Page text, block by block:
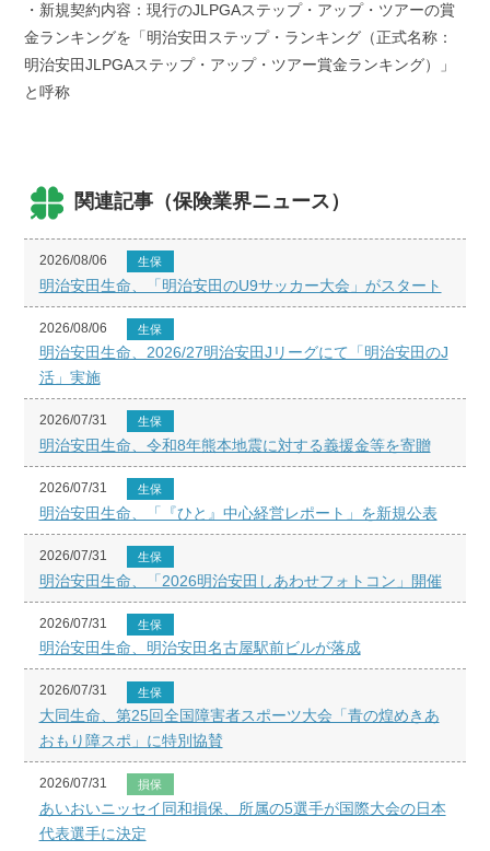
・新規契約内容：現行のJLPGAステップ・アップ・ツアーの賞
金ランキングを「明治安田ステップ・ランキング（正式名称：
明治安田JLPGAステップ・アップ・ツアー賞金ランキング）」
と呼称
関連記事（保険業界ニュース）
2026/08/06 生保
明治安田生命、「明治安田のU9サッカー大会」がスタート
2026/08/06 生保
明治安田生命、2026/27明治安田Jリーグにて「明治安田のJ
活」実施
2026/07/31 生保
明治安田生命、令和8年熊本地震に対する義援金等を寄贈
2026/07/31 生保
明治安田生命、「『ひと』中心経営レポート」を新規公表
2026/07/31 生保
明治安田生命、「2026明治安田しあわせフォトコン」開催
2026/07/31 生保
明治安田生命、明治安田名古屋駅前ビルが落成
2026/07/31 生保
大同生命、第25回全国障害者スポーツ大会「青の煌めきあ
おもり障スポ」に特別協賛
2026/07/31 損保
あいおいニッセイ同和損保、所属の5選手が国際大会の日本
代表選手に決定